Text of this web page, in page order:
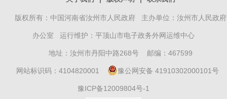
版权所有：中国河南省汝州市人民政府 主办单位：汝州市人民政府
办公室 运行维护：平顶山市电子政务外网运维中心
地址：汝州市丹阳中路268号 邮编：467599
网站标识码：4104820001 豫公网安备 41910302000101号
豫ICP备12009804号-1